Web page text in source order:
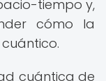
tiempo y,
cómo la
cuántica de